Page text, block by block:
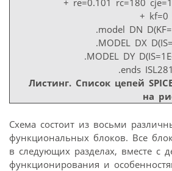
+ re=0.101 rc=180
+ kf=0
.model DN
.MODEL DX
.MODEL DY
.ends
Листинг. Список цепей
на
Схема состоит из восьми
функциональных блоков. Все
в следующих разделах, вместе с
функционирования и